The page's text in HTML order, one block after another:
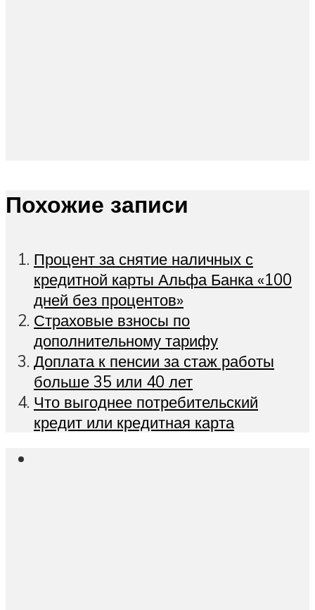
Похожие записи
Процент за снятие наличных с
кредитной карты Альфа Банка «100
дней без процентов»
Страховые взносы по
дополнительному тарифу
Доплата к пенсии за стаж работы
больше 35 или 40 лет
Что выгоднее потребительский
кредит или кредитная карта